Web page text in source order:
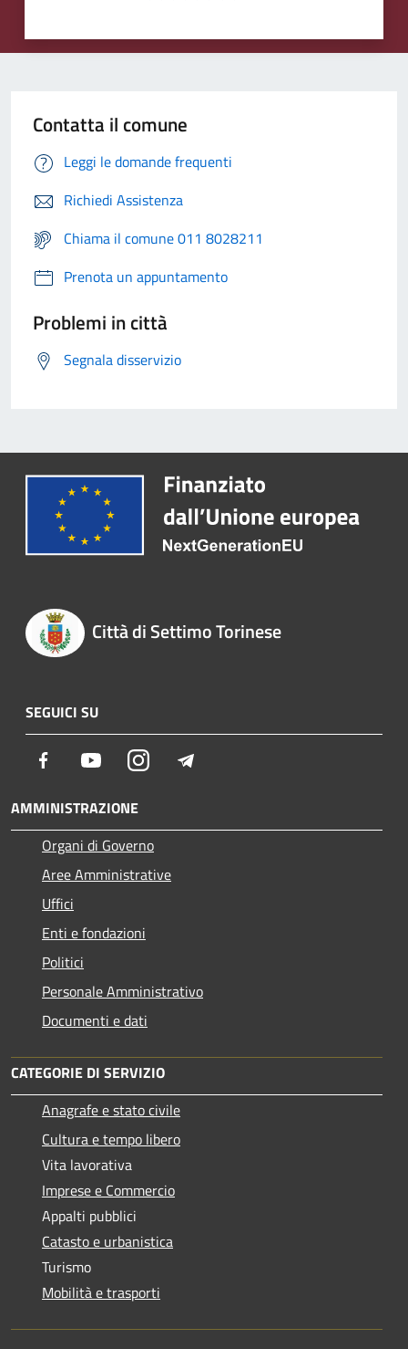
Contatta il comune
Leggi le domande frequenti
Richiedi Assistenza
Chiama il comune 011 8028211
Prenota un appuntamento
Problemi in città
Segnala disservizio
Città di Settimo Torinese
SEGUICI SU
Facebook YoutubeInstagram
AMMINISTRAZIONE
Organi di Governo
Aree Amministrative
Uffici
Enti e fondazioni
Politici
Personale Amministrativo
Documenti e dati
CATEGORIE DI SERVIZIO
Anagrafe e stato civile
Cultura e tempo libero
Vita lavorativa
Imprese e Commercio
Appalti pubblici
Catasto e urbanistica
Turismo
Mobilità e trasporti